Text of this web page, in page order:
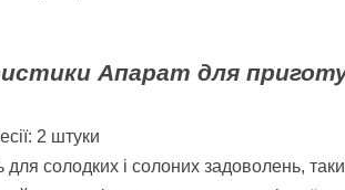
Апарат для
2 штуки
для солодких і солоних задоволень,